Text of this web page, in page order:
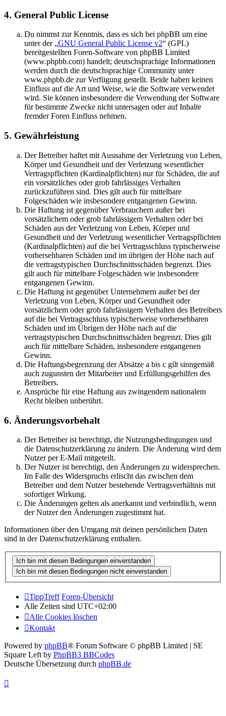
4. General Public License
Du nimmst zur Kenntnis, dass es sich bei phpBB um eine
unter der „GNU General Public License v2“ (GPL)
bereitgestellten Foren-Software von phpBB Limited
(www.phpbb.com) handelt; deutschsprachige Informationen
werden durch die deutschsprachige Community unter
www.phpbb.de zur Verfügung gestellt. Beide haben keinen
Einfluss auf die Art und Weise, wie die Software verwendet
wird. Sie können insbesondere die Verwendung der Software
für bestimmte Zwecke nicht untersagen oder auf Inhalte
fremder Foren Einfluss nehmen.
5. Gewährleistung
Der Betreiber haftet mit Ausnahme der Verletzung von Leben,
Körper und Gesundheit und der Verletzung wesentlicher
Vertragspflichten (Kardinalpflichten) nur für Schäden, die auf
ein vorsätzliches oder grob fahrlässiges Verhalten
zurückzuführen sind. Dies gilt auch für mittelbare
Folgeschäden wie insbesondere entgangenen Gewinn.
Die Haftung ist gegenüber Verbrauchern außer bei
vorsätzlichem oder grob fahrlässigem Verhalten oder bei
Schäden aus der Verletzung von Leben, Körper und
Gesundheit und der Verletzung wesentlicher Vertragspflichten
(Kardinalpflichten) auf die bei Vertragsschluss typischerweise
vorhersehbaren Schäden und im übrigen der Höhe nach auf
die vertragstypischen Durchschnittsschäden begrenzt. Dies
gilt auch für mittelbare Folgeschäden wie insbesondere
entgangenen Gewinn.
Die Haftung ist gegenüber Unternehmern außer bei der
Verletzung von Leben, Körper und Gesundheit oder
vorsätzlichem oder grob fahrlässigem Verhalten des Betreibers
auf die bei Vertragsschluss typischerweise vorhersehbaren
Schäden und im Übrigen der Höhe nach auf die
vertragstypischen Durchschnittsschäden begrenzt. Dies gilt
auch für mittelbare Schäden, insbesondere entgangenen
Gewinn.
Die Haftungsbegrenzung der Absätze a bis c gilt sinngemäß
auch zugunsten der Mitarbeiter und Erfüllungsgehilfen des
Betreibers.
Ansprüche für eine Haftung aus zwingendem nationalem
Recht bleiben unberührt.
6. Änderungsvorbehalt
Der Betreiber ist berechtigt, die Nutzungsbedingungen und
die Datenschutzerklärung zu ändern. Die Änderung wird dem
Nutzer per E-Mail mitgeteilt.
Der Nutzer ist berechtigt, den Änderungen zu widersprechen.
Im Falle des Widerspruchs erlischt das zwischen dem
Betreiber und dem Nutzer bestehende Vertragsverhältnis mit
sofortiger Wirkung.
Die Änderungen gelten als anerkannt und verbindlich, wenn
der Nutzer den Änderungen zugestimmt hat.
Informationen über den Umgang mit deinen persönlichen Daten
sind in der Datenschutzerklärung enthalten.
TippTreff Foren-Übersicht
Alle Zeiten sind UTC+02:00
Alle Cookies löschen
Kontakt
Powered by phpBB® Forum Software © phpBB Limited | SE
Square Left by PhpBB3 BBCodes
Deutsche Übersetzung durch phpBB.de